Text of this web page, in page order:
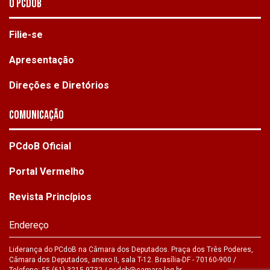
O PCdoB
Filie-se
Apresentação
Direções e Diretórios
Comunicação
PCdoB Oficial
Portal Vermelho
Revista Princípios
Endereço
Liderança do PCdoB na Câmara dos Deputados. Praça dos Três Poderes,
Câmara dos Deputados, anexo II, sala T-12. Brasília-DF - 70160-900 /